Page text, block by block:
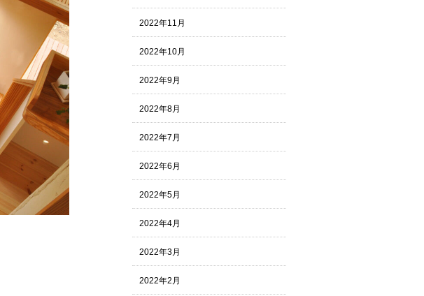
2022年11月
2022年10月
2022年9月
2022年8月
2022年7月
2022年6月
2022年5月
2022年4月
2022年3月
2022年2月